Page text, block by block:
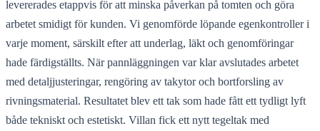
levererades etappvis för att minska påverkan på tomten och göra
arbetet smidigt för kunden. Vi genomförde löpande egenkontroller i
varje moment, särskilt efter att underlag, läkt och genomföringar
hade färdigställts. När pannläggningen var klar avslutades arbetet
med detaljjusteringar, rengöring av takytor och bortforsling av
rivningsmaterial. Resultatet blev ett tak som hade fått ett tydligt lyft
både tekniskt och estetiskt. Villan fick ett nytt tegeltak med